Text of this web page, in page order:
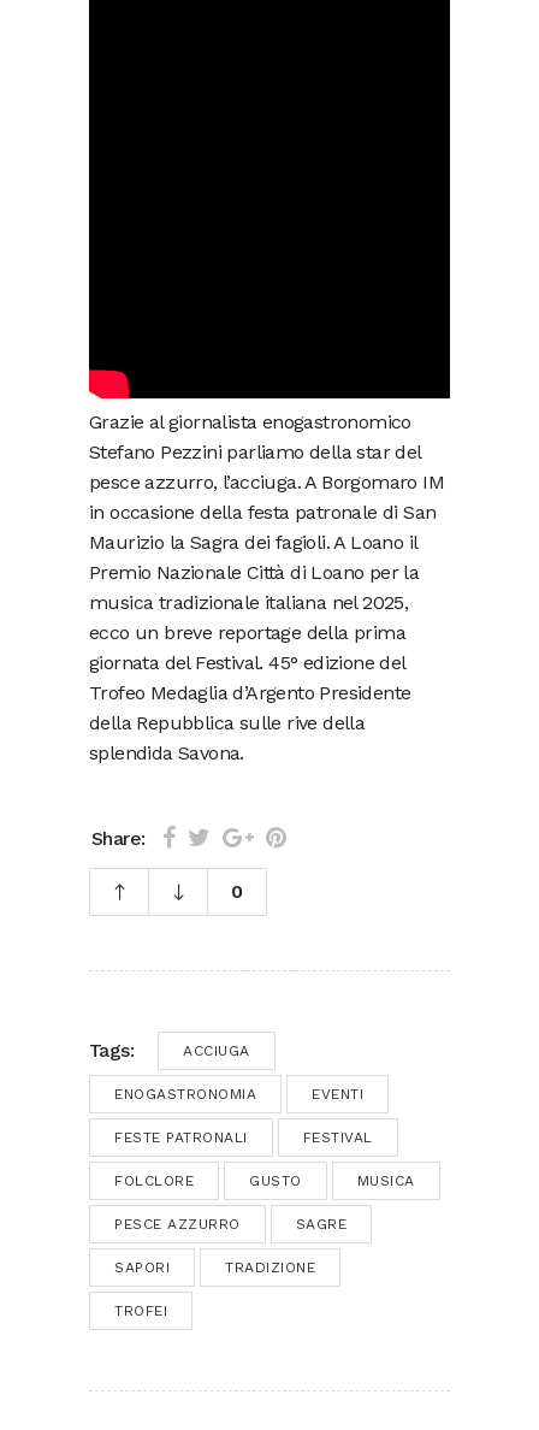
Grazie al giornalista enogastronomico
Stefano Pezzini parliamo della star del
pesce azzurro, l’acciuga. A Borgomaro IM
in occasione della festa patronale di San
Maurizio la Sagra dei fagioli. A Loano il
Premio Nazionale Città di Loano per la
musica tradizionale italiana nel 2025,
ecco un breve reportage della prima
giornata del Festival. 45° edizione del
Trofeo Medaglia d’Argento Presidente
della Repubblica sulle rive della
splendida Savona.
Share:
0
Tags: ACCIUGA
ENOGASTRONOMIA EVENTI
FESTE PATRONALI FESTIVAL
FOLCLORE GUSTO MUSICA
PESCE AZZURRO SAGRE
SAPORI TRADIZIONE
TROFEI